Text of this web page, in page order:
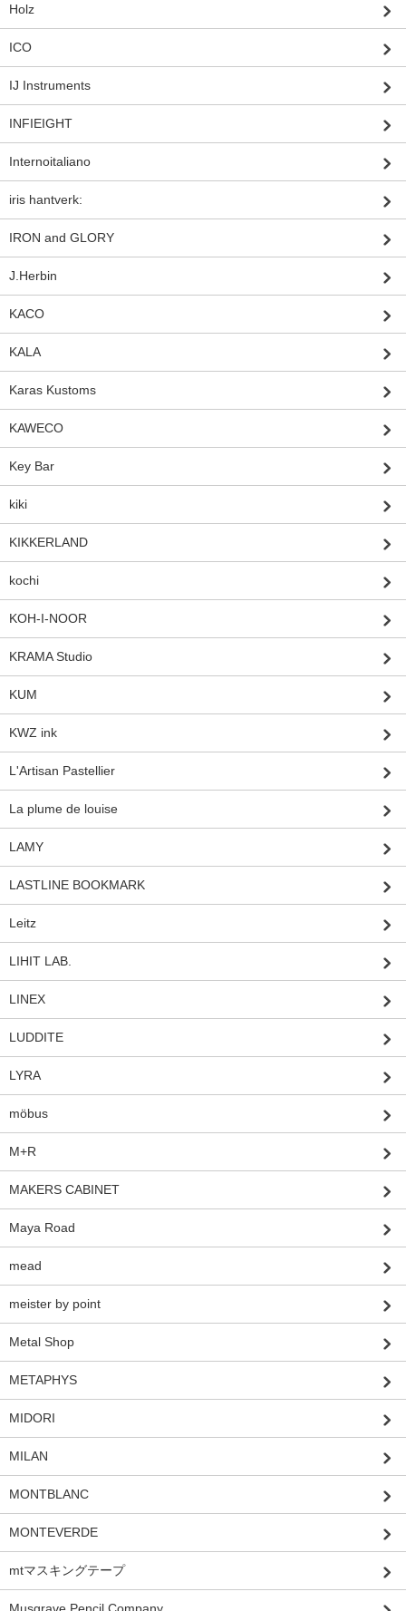
Holz
ICO
IJ Instruments
INFIEIGHT
Internoitaliano
iris hantverk:
IRON and GLORY
J.Herbin
KACO
KALA
Karas Kustoms
KAWECO
Key Bar
kiki
KIKKERLAND
kochi
KOH-I-NOOR
KRAMA Studio
KUM
KWZ ink
L'Artisan Pastellier
La plume de louise
LAMY
LASTLINE BOOKMARK
Leitz
LIHIT LAB.
LINEX
LUDDITE
LYRA
möbus
M+R
MAKERS CABINET
Maya Road
mead
meister by point
Metal Shop
METAPHYS
MIDORI
MILAN
MONTBLANC
MONTEVERDE
mtマスキングテープ
Musgrave Pencil Company